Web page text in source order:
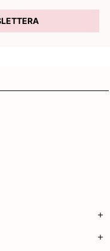
+
+